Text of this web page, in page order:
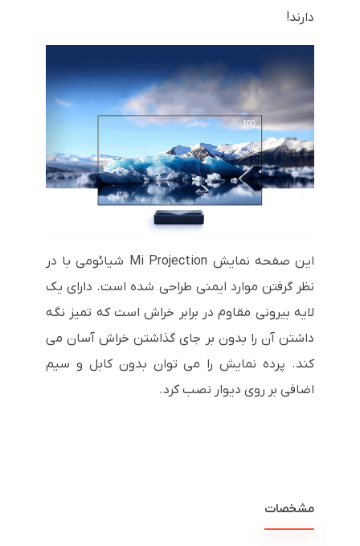
دارند!
این صفحه نمایش Mi Projection شیائومی با در
نظر گرفتن موارد ایمنی طراحی شده است. دارای یک
لایه بیرونی مقاوم در برابر خراش است که تمیز نگه
داشتن آن را بدون بر جای گذاشتن خراش آسان می
کند. پرده نمایش را می توان بدون کابل و سیم
اضافی بر روی دیوار نصب کرد.
مشخصات